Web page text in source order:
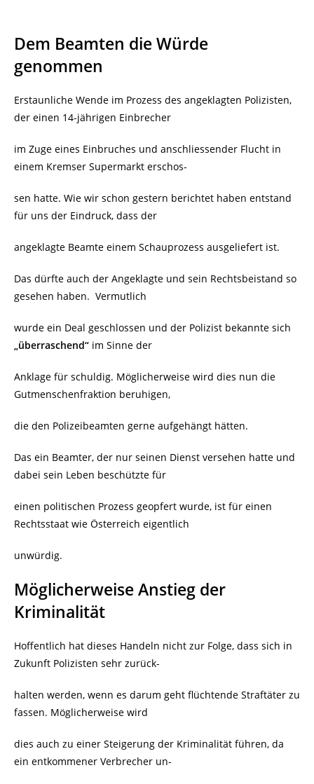
Dem Beamten die Würde
genommen
Erstaunliche Wende im Prozess des angeklagten Polizisten,
der einen 14-jährigen Einbrecher
im Zuge eines Einbruches und anschliessender Flucht in
einem Kremser Supermarkt erschos-
sen hatte. Wie wir schon gestern berichtet haben entstand
für uns der Eindruck, dass der
angeklagte Beamte einem Schauprozess ausgeliefert ist.
Das dürfte auch der Angeklagte und sein Rechtsbeistand so
gesehen haben. Vermutlich
wurde ein Deal geschlossen und der Polizist bekannte sich
„überraschend“ im Sinne der
Anklage für schuldig. Möglicherweise wird dies nun die
Gutmenschenfraktion beruhigen,
die den Polizeibeamten gerne aufgehängt hätten.
Das ein Beamter, der nur seinen Dienst versehen hatte und
dabei sein Leben beschützte für
einen politischen Prozess geopfert wurde, ist für einen
Rechtsstaat wie Österreich eigentlich
unwürdig.
Möglicherweise Anstieg der
Kriminalität
Hoffentlich hat dieses Handeln nicht zur Folge, dass sich in
Zukunft Polizisten sehr zurück-
halten werden, wenn es darum geht flüchtende Straftäter zu
fassen. Möglicherweise wird
dies auch zu einer Steigerung der Kriminalität führen, da
ein entkommener Verbrecher un-